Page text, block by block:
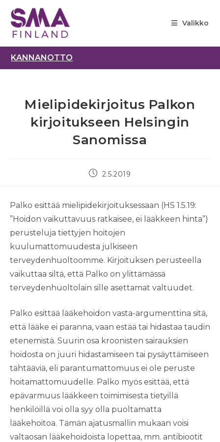
suoraan
sisältöön
Valikko
KANNANOTTO
Mielipidekirjoitus Palkon
kirjoitukseen Helsingin
Sanomissa
Artikkeli2.5.2019
Palko esittää mielipidekirjoituksessaan (HS 1.5.19:
”Hoidon vaikuttavuus ratkaisee, ei lääkkeen hinta”)
perusteluja tiettyjen hoitojen
kuulumattomuudesta julkiseen
terveydenhuoltoomme. Kirjoituksen perusteella
vaikuttaa siltä, että Palko on ylittämässä
terveydenhuoltolain sille asettamat valtuudet.
Palko esittää lääkehoidon vasta-argumenttina sitä,
että lääke ei paranna, vaan estää tai hidastaa taudin
etenemistä. Suurin osa kroonisten sairauksien
hoidosta on juuri hidastamiseen tai pysäyttämiseen
tähtääviä, eli parantumattomuus ei ole peruste
hoitamattomuudelle. Palko myös esittää, että
epävarmuus lääkkeen toimimisesta tietyillä
henkilöillä voi olla syy olla puoltamatta
lääkehoitoa. Tämän ajatusmallin mukaan voisi
valtaosan lääkehoidoista lopettaa, mm. antibiootit